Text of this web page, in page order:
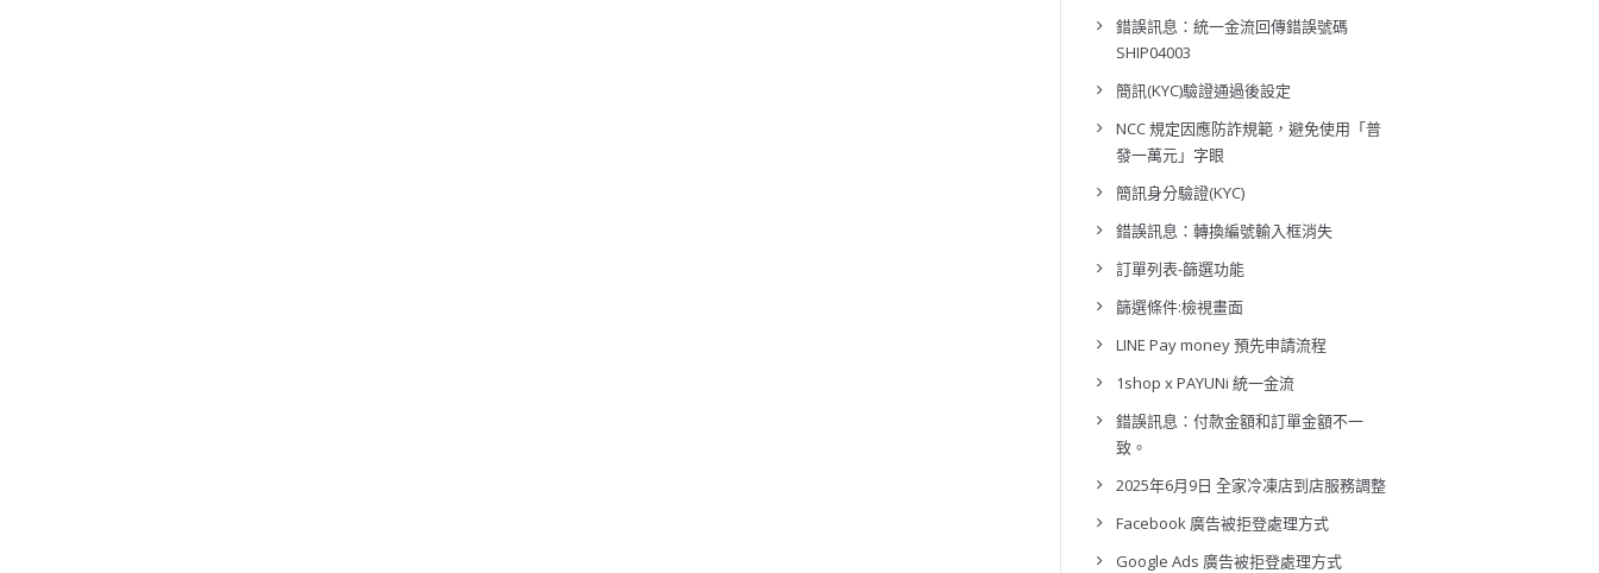
錯誤訊息：統一金流回傳錯誤號碼
SHIP04003
簡訊(KYC)驗證通過後設定
NCC 規定因應防詐規範，避免使用「普
發一萬元」字眼
簡訊身分驗證(KYC)
錯誤訊息：轉換編號輸入框消失
訂單列表-篩選功能
篩選條件:檢視畫面
LINE Pay money 預先申請流程
1shop x PAYUNi 統一金流
錯誤訊息：付款金額和訂單金額不一
致。
2025年6月9日 全家冷凍店到店服務調整
Facebook 廣告被拒登處理方式
Google Ads 廣告被拒登處理方式